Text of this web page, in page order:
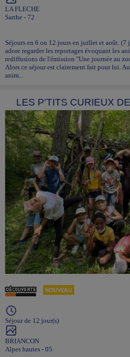
LA FLECHE
Sarthe - 72
Séjours en 6 ou 12 jours en juillet et août. (7
adore regarder les reportages évoquant les
rediffusions de l'émission "Une journée au
Alors ce séjour est clairement fait pour lui.
anim...
LES P'TITS CURIEUX
Séjour de 12 jour(s)
BRIANCON
Alpes hautes - 05